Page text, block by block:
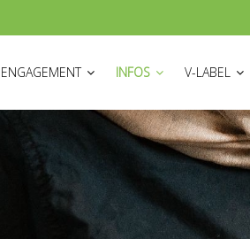
ENGAGEMENT
INFOS V-LABEL